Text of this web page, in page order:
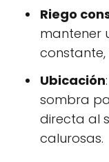
Riego
mantener
Ubicación
sombra
directa al
calurosas.